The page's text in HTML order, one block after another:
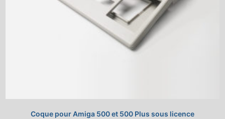
Coque pour Amiga 500 et 500 Plus sous licence